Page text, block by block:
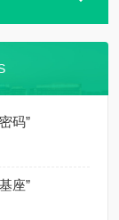
码”
座”